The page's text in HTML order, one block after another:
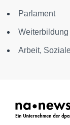
Parlament
Weiterbildung
Arbeit,